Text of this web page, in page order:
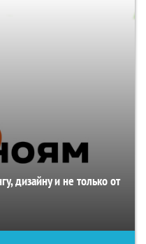
дизайну и не только от